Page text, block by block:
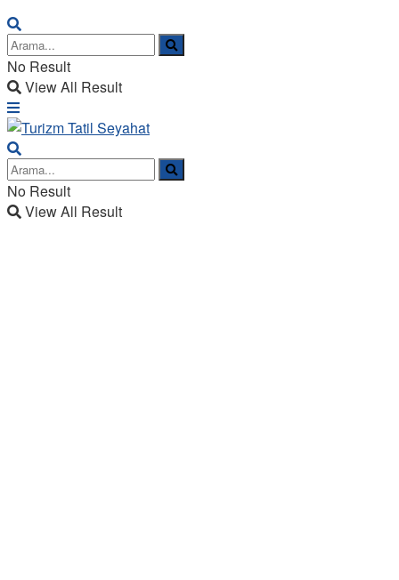
No Result
View All Result
No Result
View All Result